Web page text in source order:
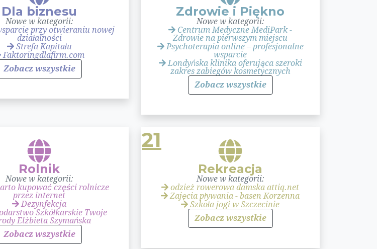
Dla biznesu
Nowe w kategorii:
przy otwieraniu nowej
działalności
Strefa Kapitału
Faktoringdlafirm.com
Zobacz wszystkie
Zdrowie i Piękno
Nowe w kategorii:
Centrum Medyczne MediPark -
Zdrowie na pierwszym miejscu
Psychoterapia online – profesjonalne
wsparcie
Londyńska klinika oferująca szeroki
zakres zabiegów kosmetycznych
Zobacz wszystkie
Rolnik
Nowe w kategorii:
kupować części rolnicze
przez internet
Dezynfekcja
Szkółkarskie Twoje
Elżbieta Szymańska
Zobacz wszystkie
21
Rekreacja
Nowe w kategorii:
odzież rowerowa damska attiq.net
Zajęcia pływania - basen Korzenna
Szkoła jogi w Szczecinie
Zobacz wszystkie